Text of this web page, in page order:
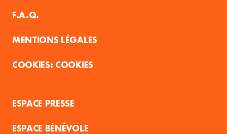
F.A.Q.
MENTIONS LÉGALES
COOKIES
ESPACE PRESSE
ESPACE BÉNÉVOLE